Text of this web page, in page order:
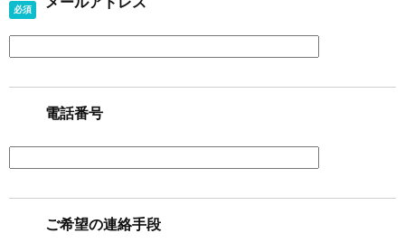
必須
電話番号
ご希望の連絡手段